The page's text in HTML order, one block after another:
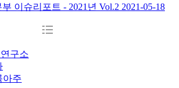
부 이슈리포트 - 2021년 Vol.2 2021-05-18
구소
아주